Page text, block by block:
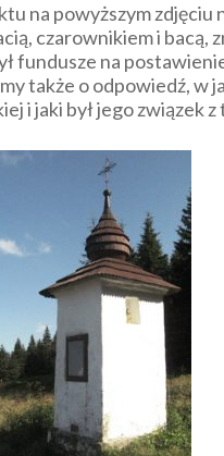
na powyższym zdjęciu
czarownikiem i bacą,
fundusze na
także o odpowiedź, w
i jaki był jego związek